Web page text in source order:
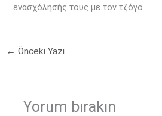
ενασχόλησής τους με τον τζόγο.
← Önceki Yazı
Yorum bırakın